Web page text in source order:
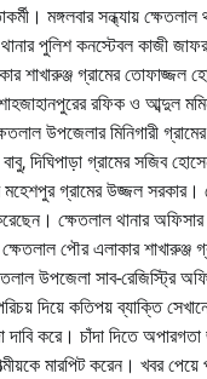
মঙ্গলবার সন্ধ্যায় ক্ষেতলাল
পুলিশ কনস্টেবল কাজী
শাখারুঞ্জ গ্রামের তোফাজ্জল
রফিক ও আব্দুল
উপজেলার মিনিগারী
দিঘিপাড়া গ্রামের সজিব
গ্রামের উজ্জল সরকার।
ক্ষেতলাল থানার অফিসার
পৌর এলাকার শাখারুঞ্জ
উপজেলা সাব-রেজিস্ট্রি
দিয়ে কতিপয় ব্যাক্তি
দাবি করে। চাঁদা দিতে অপারগতা
মারপিট করেন। খবর পেয়ে